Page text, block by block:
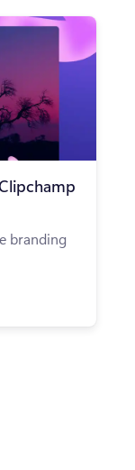
branding